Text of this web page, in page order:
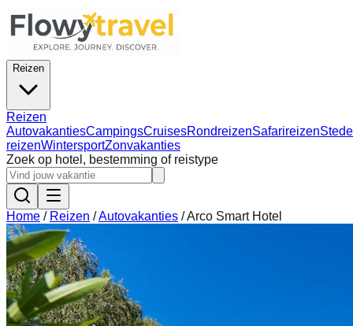
Reizen
Reizen
AutovakantiesCampingsCruisesRondreizenSafarireizen
reizenWintersportZonvakanties
Zoek op hotel, bestemming of reistype
Home / Reizen /Autovakanties /Arco Smart Hotel